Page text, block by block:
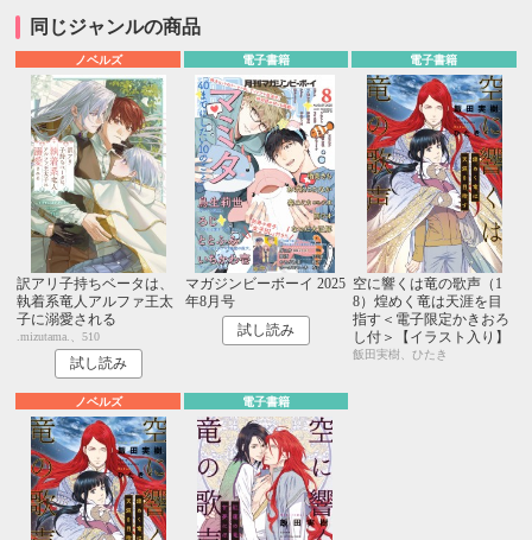
同じジャンルの商品
ノベルズ
訳アリ子持ちベータは、
執着系竜人アルファ王太
子に溺愛される
.mizutama.、510
試し読み
電子書籍
マガジンビーボーイ 2025
年8月号
試し読み
電子書籍
空に響くは竜の歌声（1
8）煌めく竜は天涯を目
指す＜電子限定かきおろ
し付＞【イラスト入り】
飯田実樹、ひたき
ノベルズ 電子書籍